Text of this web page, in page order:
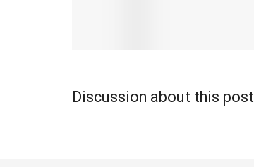
Discussion about this post